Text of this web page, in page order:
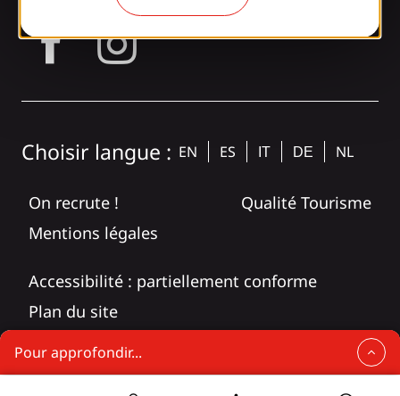
Pour approfondir...
L’engagement eco-responsable du territoire
Choisir langue : EN ES IT DE NL
On recrute !
Qualité Tourisme
Mentions légales
Accessibilité : partiellement conforme
Plan du site